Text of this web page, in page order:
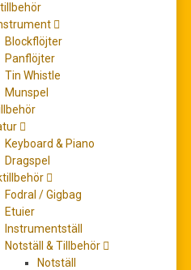
Blockflöjter
Panflöjter
Tin Whistle
Munspel
Keyboard & Piano
Dragspel
Fodral / Gigbag
Etuier
Instrumentställ
Notställ & Tillbehör
Notställ
Classics – 16
(bok + online audio
kr
I VARUKORG